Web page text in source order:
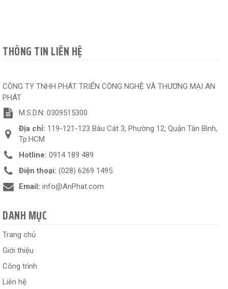
THÔNG TIN LIÊN HỆ
CÔNG TY TNHH PHÁT TRIỂN CÔNG NGHỆ VÀ THƯƠNG MẠI AN
PHÁT
M.S.D.N: 0309515300
Địa chỉ: 119-121-123 Bàu Cát 3, Phường 12, Quận Tân Bình,
Tp.HCM
Hotline: 0914 189 489
Điện thoại: (028) 6269 1495
Email: info@AnPhat.com
DANH MỤC
Trang chủ
Giới thiệu
Công trình
Liên hệ